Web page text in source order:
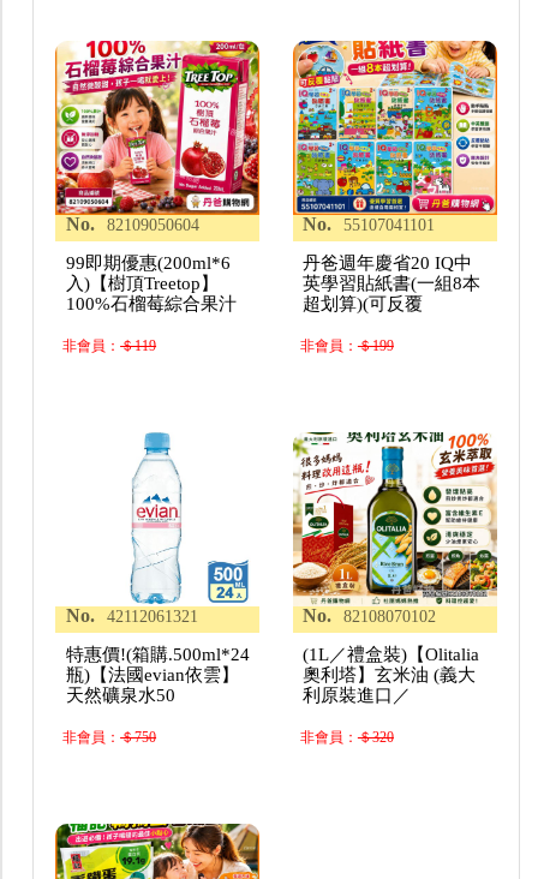
No. 82109050604
99即期優惠(200ml*6
入)【樹頂Treetop】
100%石榴莓綜合果汁
非會員：＄119
No. 55107041101
丹爸週年慶省20 IQ中
英學習貼紙書(一組8本
超划算)(可反覆
非會員：＄199
No. 42112061321
特惠價!(箱購.500ml*24
瓶)【法國evian依雲】
天然礦泉水50
非會員：＄750
No. 82108070102
(1L／禮盒裝)【Olitalia
奧利塔】玄米油 (義大
利原裝進口／
非會員：＄320